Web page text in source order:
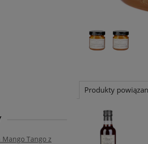
Tango z
Produkty